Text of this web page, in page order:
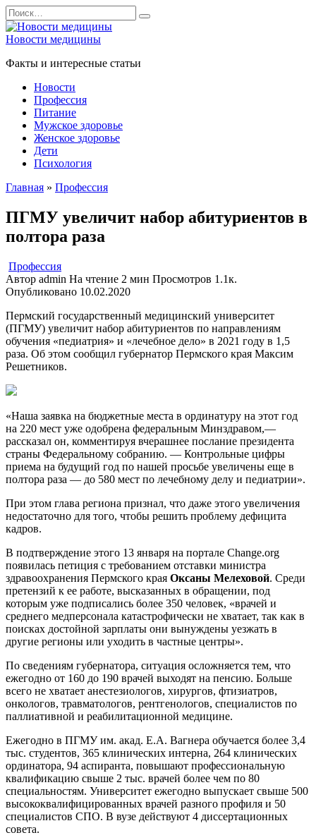
Перейти
к
содержанию
Search
for:
Новости медицины
Факты и интересные статьи
Новости
Профессия
Питание
Мужское здоровье
Женское здоровье
Дети
Психология
Главная » Профессия
ПГМУ увеличит набор абитуриентов в
полтора раза
Профессия
Автор admin На чтение 2 мин Просмотров 1.1к.
Опубликовано 10.02.2020
Пермский государственный медицинский университет
(ПГМУ) увеличит набор абитуриентов по направлениям
обучения «педиатрия» и «лечебное дело» в 2021 году в 1,5
раза. Об этом сообщил губернатор Пермского края Максим
Решетников.
«Наша заявка на бюджетные места в ординатуру на этот год
на 220 мест уже одобрена федеральным Минздравом,—
рассказал он, комментируя вчерашнее послание президента
страны Федеральному собранию. — Контрольные цифры
приема на будущий год по нашей просьбе увеличены еще в
полтора раза — до 580 мест по лечебному делу и педиатрии».
При этом глава региона признал, что даже этого увеличения
недостаточно для того, чтобы решить проблему дефицита
кадров.
В подтверждение этого 13 января на портале Change.org
появилась петиция с требованием отставки министра
здравоохранения Пермского края Оксаны Мелеховой. Среди
претензий к ее работе, высказанных в обращении, под
которым уже подписались более 350 человек, «врачей и
среднего медперсонала катастрофически не хватает, так как в
поисках достойной зарплаты они вынуждены уезжать в
другие регионы или уходить в частные центры».
По сведениям губернатора, ситуация осложняется тем, что
ежегодно от 160 до 190 врачей выходят на пенсию. Больше
всего не хватает анестезиологов, хирургов, фтизиатров,
онкологов, травматологов, рентгенологов, специалистов по
паллиативной и реабилитационной медицине.
Ежегодно в ПГМУ им. акад. Е.А. Вагнера обучается более 3,4
тыс. студентов, 365 клинических интерна, 264 клинических
ординатора, 94 аспиранта, повышают профессиональную
квалификацию свыше 2 тыс. врачей более чем по 80
специальностям. Университет ежегодно выпускает свыше 500
высококвалифицированных врачей разного профиля и 50
специалистов СПО. В вузе действуют 4 диссертационных
совета.